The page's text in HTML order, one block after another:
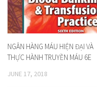
NGÂN HÀNG MÁU HIỆN ĐẠI VÀ
THỰC HÀNH TRUYỀN MÁU 6E
JUNE 17, 2018